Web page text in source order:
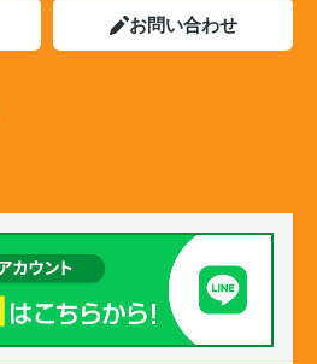
お問い合わせ